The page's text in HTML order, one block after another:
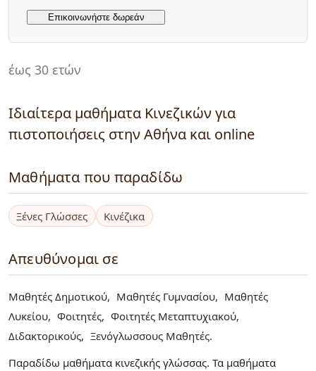
έως 30 ετών
Ιδιαίτερα μαθήματα Κινεζικών για
πιστοποιήσεις στην Αθήνα και online
Μαθήματα που παραδίδω
Ξένες Γλώσσες Κινέζικα
Απευθύνομαι σε
Μαθητές Δημοτικού Μαθητές Γυμνασίου
Μαθητές
Λυκείου
Φοιτητές
Φοιτητές Μεταπτυχιακού
Διδακτορικούς
Ξενόγλωσσους Μαθητές
Παραδίδω μαθήματα κινεζικής γλώσσας. Τα μαθήματα